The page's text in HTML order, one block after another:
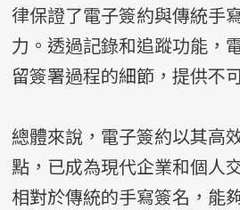
律保證了電子簽約與傳統手
力。透過記錄和追蹤功能，
留簽署過程的細節，提供不
總體來說，電子簽約以其高
點，已成為現代企業和個人
相對於傳統的手寫簽名，能